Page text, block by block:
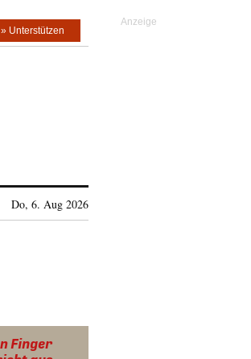
» Unterstützen
Do, 6. Aug 2026